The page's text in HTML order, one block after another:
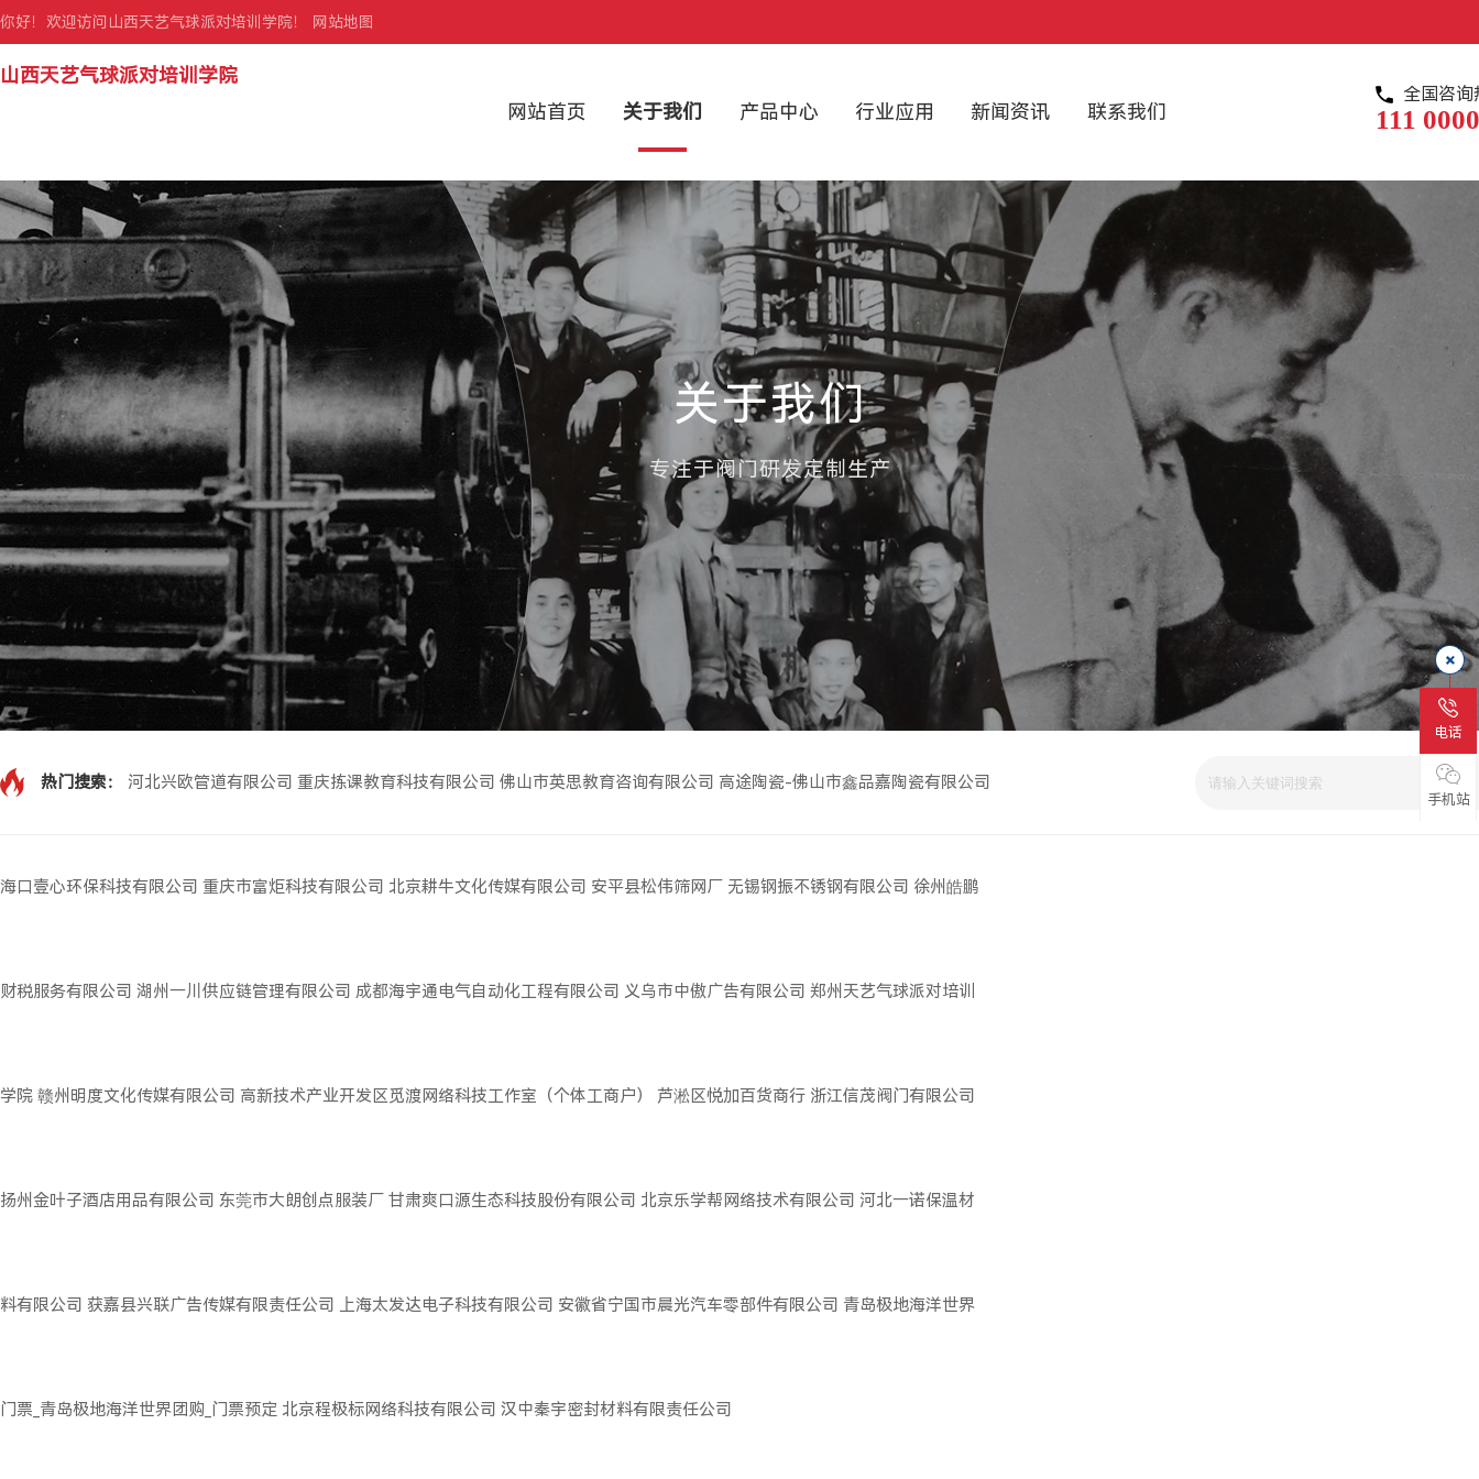
你好！欢迎访问山西天艺气球派对培训学院！ 网站地图
山西天艺气球派对培训学院
网站首页
关于我们 产品中心 行业应用 新闻资讯 联系我们
全国咨询
111
关于我们
专注于阀门研发定制生产
热门搜索： 河北兴欧管道有限公司 重庆拣课教育科技有限公司 佛山市英思教育咨询有限公司 高途陶瓷-佛山市鑫品嘉陶瓷有限公司
海口壹心环保科技有限公司 重庆市富炬科技有限公司 北京耕牛文化传媒有限公司 安平县松伟筛网厂 无锡钢振不锈钢有限公司 徐州皓鹏
财税服务有限公司 湖州一川供应链管理有限公司 成都海宇通电气自动化工程有限公司 义乌市中傲广告有限公司 郑州天艺气球派对培训
学院 赣州明度文化传媒有限公司 高新技术产业开发区觅渡网络科技工作室（个体工商户） 芦淞区悦加百货商行 浙江信茂阀门有限公司
扬州金叶子酒店用品有限公司 东莞市大朗创点服装厂 甘肃爽口源生态科技股份有限公司 北京乐学帮网络技术有限公司 河北一诺保温材
料有限公司 获嘉县兴联广告传媒有限责任公司 上海太发达电子科技有限公司 安徽省宁国市晨光汽车零部件有限公司 青岛极地海洋世界
门票_青岛极地海洋世界团购_门票预定 北京程极标网络科技有限公司 汉中秦宇密封材料有限责任公司
电话
手机站